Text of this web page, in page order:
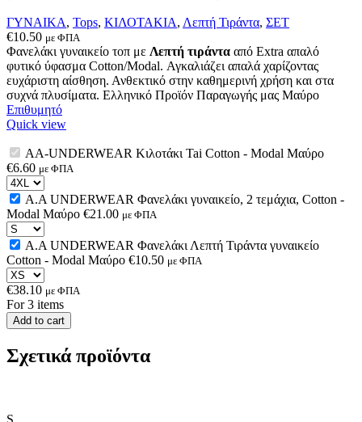
ΓΥΝΑΙΚΑ, Tops, ΚΙΛΟΤΑΚΙΑ, Λεπτή Τιράντα, ΣΕΤ
€10.50 με ΦΠΑ
Φανελάκι γυναικείο τοπ με Λεπτή τιράντα από Extra απαλό
φυτικό ύφασμα Cotton/Modal. Αγκαλιάζει απαλά χαρίζοντας
ευχάριστη αίσθηση. Ανθεκτικό στην καθημερινή χρήση και στα
συχνά πλυσίματα. Ελληνικό Προϊόν Παραγωγής μας Μαύρο
Επιθυμητό
Quick view
AA-UNDERWEAR Κιλοτάκι Tai Cotton - Modal Μαύρο
€6.60 με ΦΠΑ
Select
product
variation
Α.A UNDERWEAR Φανελάκι γυναικείο, 2 τεμάχια, Cotton -
Modal Μαύρο €21.00 με ΦΠΑ
Select
product
variation
Α.A UNDERWEAR Φανελάκι Λεπτή Τιράντα γυναικείο
Cotton - Modal Μαύρο €10.50 με ΦΠΑ
Select
product
variation
€38.10 με ΦΠΑ
For 3 items
Add to cart
Σχετικά προϊόντα